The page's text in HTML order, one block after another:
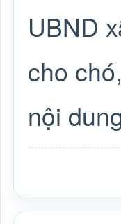
UBND
cho
nội